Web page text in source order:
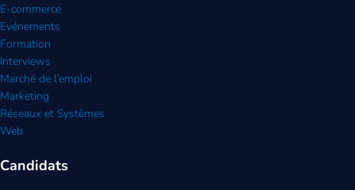
E-commerce
Evénements
Formation
Interviews
Marché de l’emploi
Marketing
Réseaux et Systèmes
Web
Candidats